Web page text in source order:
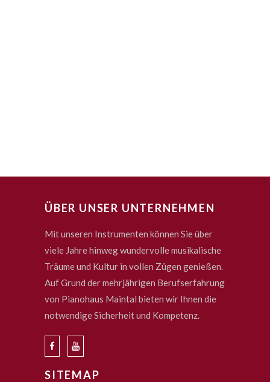
ÜBER UNSER UNTERNEHMEN
Mit unseren Instrumenten können Sie über
viele Jahre hinweg wundervolle musikalische
Träume und Kultur in vollen Zügen genießen.
Auf Grund der mehrjährigen Berufserfahrung
von Pianohaus Maintal bieten wir Ihnen die
notwendige Sicherheit und Kompetenz.
SITEMAP